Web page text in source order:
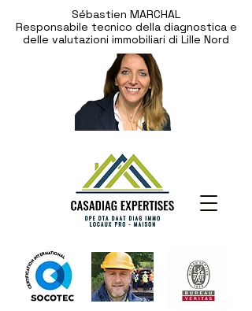
Sébastien MARCHAL
Responsabile tecnico della diagnostica e
delle valutazioni immobiliari di Lille Nord